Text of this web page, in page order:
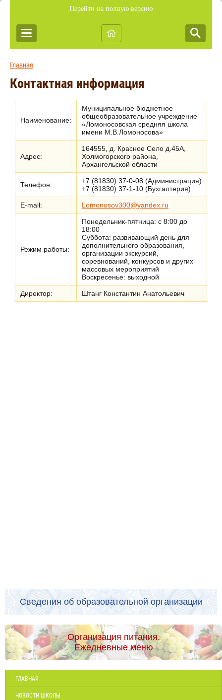
Перейти на полную версию
Главная
Контактная информация
Наименование:
Муниципальное бюджетное
общеобразовательное учреждение
«Ломоносовская средняя школа
имени М.В.Ломоносова»
Адрес:
164555, д. Красное Село д.45А,
Холмогорского района,
Архангельской области
Телефон:
+7 (81830) 37-0-08 (Администрация)
+7 (81830) 37-1-10 (Бухгалтерия)
E-mail: Lomonosov300@yandex.ru
Режим работы:
Понедельник-пятница: с 8:00 до
18:00
Суббота: развивающий день для
дополнительного образования,
организации экскурсий,
соревнований, конкурсов и других
массовых мероприятий
Воскресенье: выходной
Директор: Штанг Константин Анатольевич
Сведения об образовательной организации
Организация питания.
Ежедневные меню
ГЛАВНАЯ
НОВОСТИ ШКОЛЫ